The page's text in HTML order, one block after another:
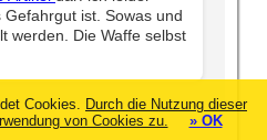
ist. Sowas und
werden. Die Waffe selbst
Cookies. Durch die Nutzung dieser
von Cookies zu.
» OK